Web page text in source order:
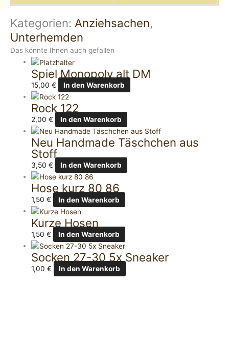
Kategorien: Anziehsachen,
Unterhemden
Das könnte Ihnen auch gefallen
Spiel Monopoly alt DM
15,00€ In den Warenkorb
Rock 122
2,00€ In den Warenkorb
Neu Handmade Täschchen aus
Stoff
3,50€ In den Warenkorb
Hose kurz 80 86
1,50€ In den Warenkorb
Kurze Hosen
1,50€ In den Warenkorb
Socken 27-30 5x Sneaker
1,00€ In den Warenkorb